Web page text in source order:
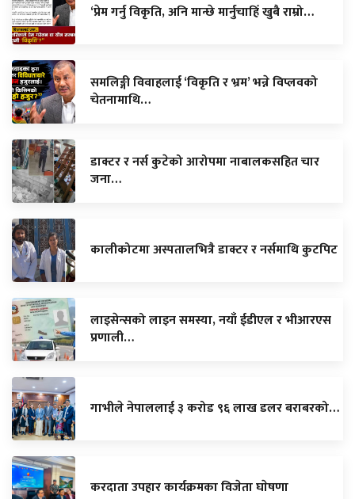
‘प्रेम गर्नु विकृति, अनि मान्छे मार्नुचाहिँ खुबै राम्रो…
समलिङ्गी विवाहलाई ‘विकृति र भ्रम’ भन्ने विप्लवको
चेतनामाथि…
डाक्टर र नर्स कुटेको आरोपमा नाबालकसहित चार
जना…
कालीकोटमा अस्पतालभित्रै डाक्टर र नर्समाथि कुटपिट
लाइसेन्सको लाइन समस्या, नयाँ ईडीएल र भीआरएस
प्रणाली…
गाभीले नेपाललाई ३ करोड ९६ लाख डलर बराबरको…
करदाता उपहार कार्यक्रमका विजेता घाेषणा